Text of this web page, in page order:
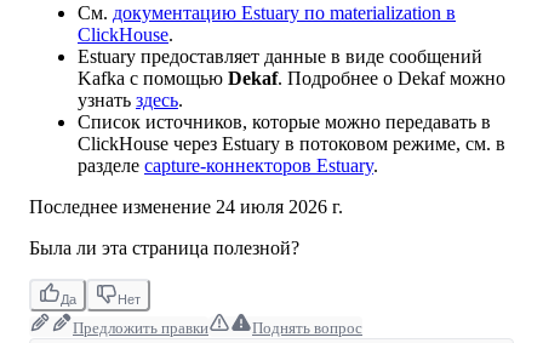
См. документацию Estuary по materialization в
ClickHouse.
Estuary предоставляет данные в виде сообщений
Kafka с помощью Dekaf. Подробнее о Dekaf можно
узнать здесь.
Список источников, которые можно передавать в
ClickHouse через Estuary в потоковом режиме, см. в
разделе capture-коннекторов Estuary.
Последнее изменение 24 июля 2026 г.
Была ли эта страница полезной?
Да Нет
Предложить правки Поднять вопрос